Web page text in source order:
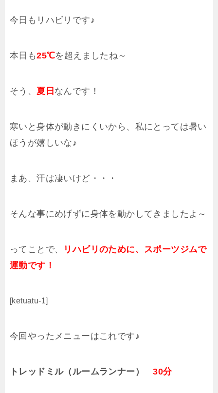
今日もリハビリです♪
本日も25℃を超えましたね～
そう、夏日 なんです！
寒いと身体が動きにくいから、私にとっては暑い
ほうが嬉しいな♪
まあ、汗は凄いけど・・・
そんな事にめげずに身体を動かしてきましたよ～
ってことで、
リハビリのために、スポーツジムで
運動です！
[ketuatu-1]
今回やったメニューはこれです♪
トレッドミル（ルームランナー）30分